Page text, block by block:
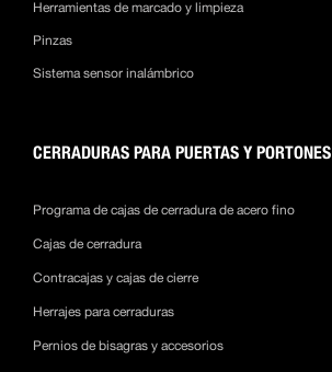
Herramientas de marcado y limpieza
Pinzas
Sistema sensor inalámbrico
CERRADURAS PARA PUERTAS Y PORTONES
Programa de cajas de cerradura de acero fino
Cajas de cerradura
Contracajas y cajas de cierre
Herrajes para cerraduras
Pernios de bisagras y accesorios